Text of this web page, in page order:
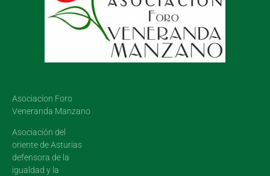
Asociacion Foro
Veneranda Manzano
Asociación del
oriente de Asturias
defensora de la
igualdad y la